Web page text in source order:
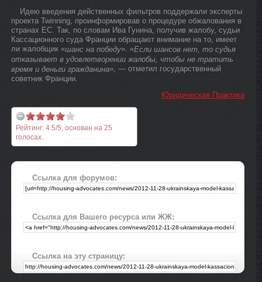
Идею введения действенных фильтров поддержали эксперты
проекта Twinning, проинформировав о процедуре обжалования в
странах ЕС. Так, по словам Ива Гунина, получив жалобу, судьи
Кассационного суда Франции обращают внимание на то, имеет
ли жалобщик «шанс на победу». «Если шансов нет, то судья
отказывает в удовлетворении жалобы, чтобы не тратить
время и деньги гражданина», — отметил государственный
советник Франции.
Юридическая Практика
Рейтинг: 4.5/5, основан на 25
голосах.
Ссылка для форумов:
Ссылка для Вашего ресурса или ЖЖ:
Ссылка на эту страницу: